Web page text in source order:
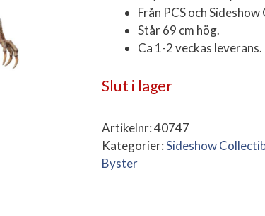
Från PCS och
Står 69 cm hög.
Ca 1-2 veckas leverans.
Slut i lager
Artikelnr:40747
Kategorier:Sideshow
Byster